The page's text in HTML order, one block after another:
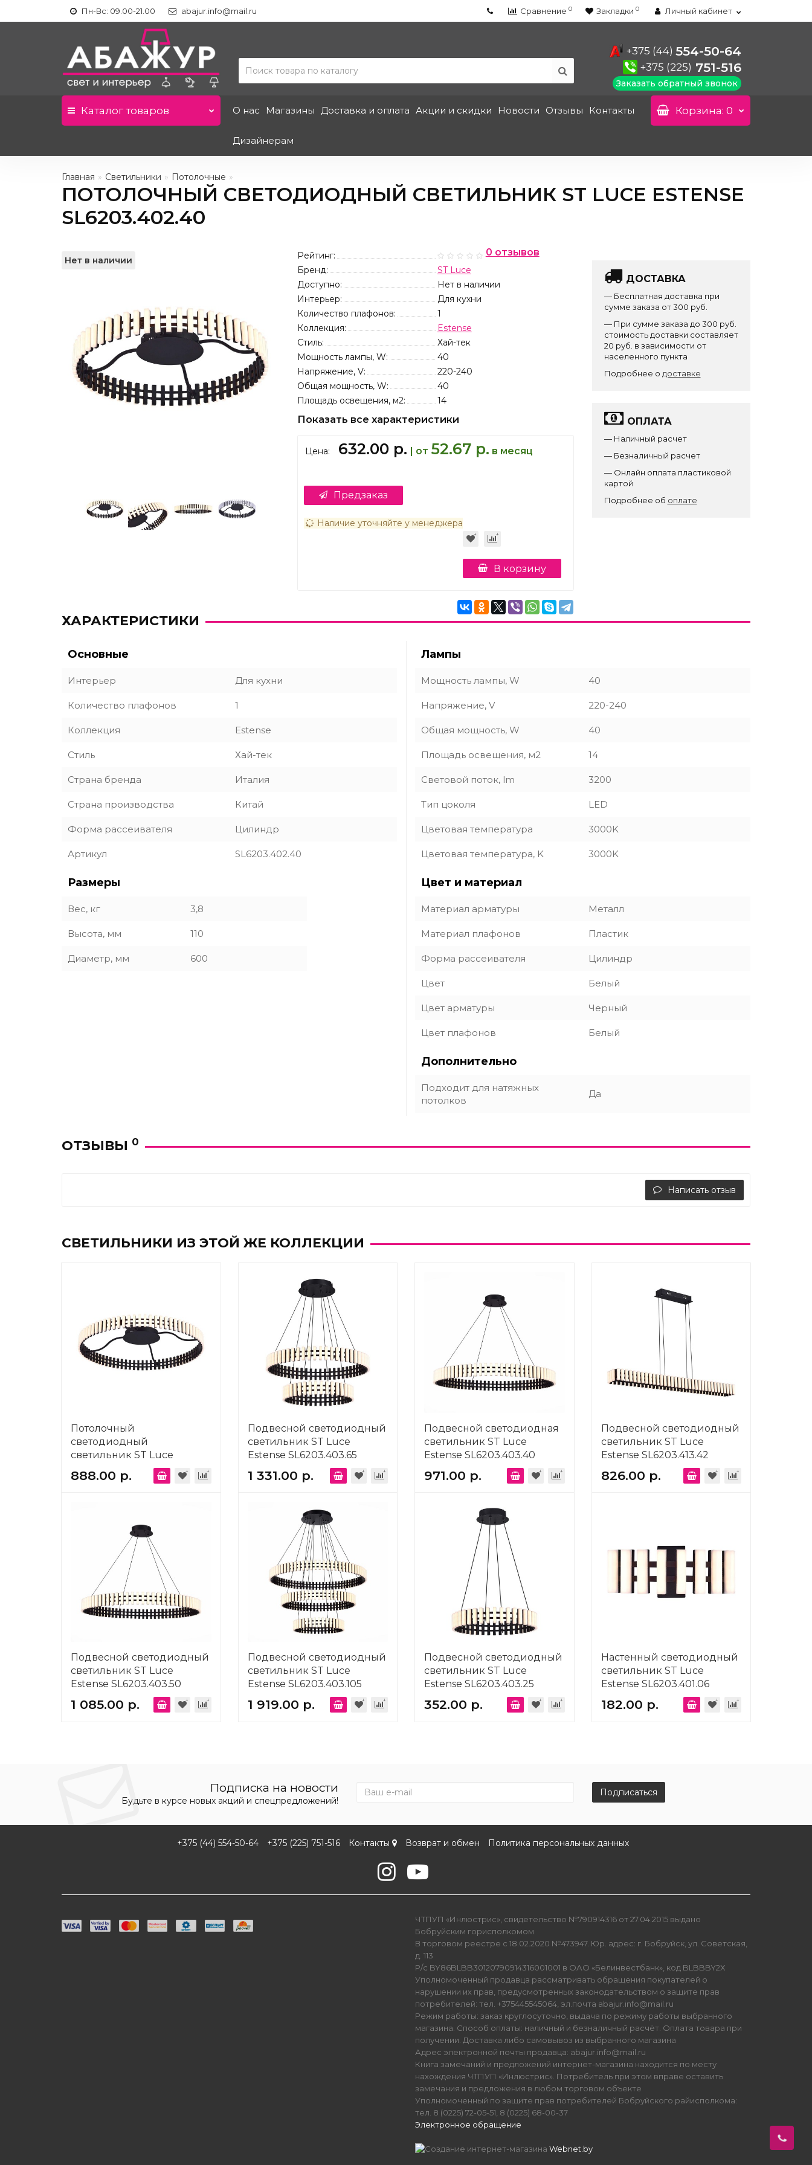
Пн-Вс: 09.00-21.00 abajur.info@mail.ru Сравнение 0 Закладки 0 Личный кабинет
+375 (44) 554-50-64
+375 (225) 751-516
Заказать обратный звонок
Каталогтоваров О нас Магазины Доставка и оплата Акции и скидки Новости Отзывы Контакты
Дизайнерам
Корзина: 0
Главная Светильники Потолочные
ПОТОЛОЧНЫЙ СВЕТОДИОДНЫЙ СВЕТИЛЬНИК ST LUCE ESTENSE
SL6203.402.40
Нет в наличии Рейтинг: 0 отзывов
Бренд:
ST Luce
Доступно:
Нет в наличии
Интерьер:
Для кухни
Количество плафонов:
1
Коллекция:
Estense
Стиль:
Хай-тек
Мощность лампы, W:
40
Напряжение, V:
220-240
Общая мощность, W:
40
Площадь освещения, м2:
14
Показать все характеристики
Цена: 632.00 р. | от 52.67 р. в месяц
Предзаказ
Наличие уточняйте у менеджера
В корзину
ДОСТАВКА
— Бесплатная доставка при
сумме заказа от 300 руб.
— При сумме заказа до 300 руб.
стоимость доставки составляет
20 руб. в зависимости от
населенного пункта
Подробнее о доставке
ОПЛАТА
— Наличный расчет
— Безналичный расчет
— Онлайн оплата пластиковой
картой
Подробнее об оплате
ХАРАКТЕРИСТИКИ
Основные
Интерьер Для кухни
Количество плафонов 1
Коллекция Estense
Стиль Хай-тек
Страна бренда Италия
Страна производства Китай
Форма рассеивателя Цилиндр
Артикул SL6203.402.40
Размеры
Вес, кг 3,8
Высота, мм 110
Диаметр, мм 600
Лампы
Мощность лампы, W 40
Напряжение, V 220-240
Общая мощность, W 40
Площадь освещения, м2 14
Световой поток, lm 3200
Тип цоколя LED
Цветовая температура 3000K
Цветовая температура, K 3000K
Цвет и материал
Материал арматуры Металл
Материал плафонов Пластик
Форма рассеивателя Цилиндр
Цвет Белый
Цвет арматуры Черный
Цвет плафонов Белый
Дополнительно
Подходит для натяжных
потолков
Да
ОТЗЫВЫ 0
Написать отзыв
СВЕТИЛЬНИКИ ИЗ ЭТОЙ ЖЕ КОЛЛЕКЦИИ
Потолочный
светодиодный
светильник ST Luce
Estense SL6203.402.50
888.00 р.
Подвесной светодиодный
светильник ST Luce
Estense SL6203.403.65
1 331.00 р.
Подвесной светодиодная
светильник ST Luce
Estense SL6203.403.40
971.00 р.
Подвесной светодиодный
светильник ST Luce
Estense SL6203.413.42
826.00 р.
Подвесной светодиодный
светильник ST Luce
Estense SL6203.403.50
1 085.00 р.
Подвесной светодиодный
светильник ST Luce
Estense SL6203.403.105
1 919.00 р.
Подвесной светодиодный
светильник ST Luce
Estense SL6203.403.25
352.00 р.
Настенный светодиодный
светильник ST Luce
Estense SL6203.401.06
182.00 р.
Подписка на новости
Будьте в курсе новых акций и спецпредложений!
Подписаться
+375 (44) 554-50-64 +375 (225) 751-516 Контакты Возврат и обмен Политика персональных данных
ЧТПУП «Инлюстрис», свидетельство №790914316 от 27.04.2015 выдано
Бобруйским горисполкомом
В торговом реестре с 18.02.2020 №473947. Юр. адрес: г. Бобруйск, ул. Советская,
д. 113
Р/с BY86BLBB30120790914316001001 в ОАО «Белинвестбанк», код BLBBBY2X
Уполномоченный продавца рассматривать обращения покупателей о
нарушении их прав, предусмотренных законодательством о защите прав
потребителей: тел. +375445545064, эл.почта abajur.info@mail.ru
Режим работы: заказ круглосуточно, выдача по режиму работы выбранного
магазина. Способ оплаты: наличный и безналичный расчёт. Оплата товара при
получении. Доставка либо самовывоз из выбранного магазина
Адрес электронной почты продавца: abajur.info@mail.ru
Книга замечаний и предложений интернет-магазина находится по месту
нахождения ЧТПУП «Инлюстрис». Потребитель при этом вправе оставить
замечания и предложения в любом торговом объекте
Уполномоченный по защите прав потребителей Бобруйского райисполкома:
тел. 8 (0225) 72-05-51, 8 (0225) 68-00-37
Электронное обращение
Создание интернет-магазина Webnet.by